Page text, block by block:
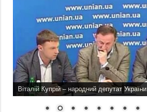
Віталій Купрій – народний депутат України